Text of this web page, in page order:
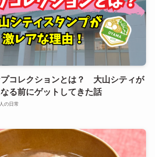
コレクションとは？ 大山シティが
る前にゲットしてきた話
の日常